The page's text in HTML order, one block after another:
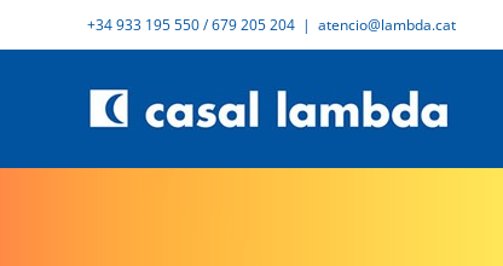
+34 933 195 550 / 679 205 204 | atencio@lambda.cat